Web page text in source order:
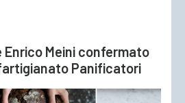
Enrico Meini confermato
Panificatori